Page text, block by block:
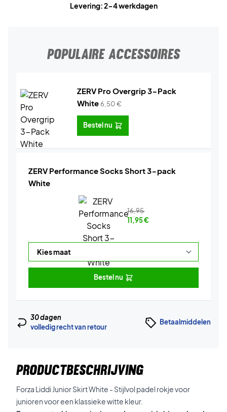
Levering: 2-4 werkdagen
POPULAIRE ACCESSOIRES
ZERV Pro Overgrip 3-Pack
White6,50€
Bestel nu
ZERV Performance Socks Short 3-pack
White
16,95
11,95€
Bestel nu
30 dagen
volledig recht van retour
Betaalmiddelen
PRODUCTBESCHRIJVING
Forza Liddi Junior Skirt White - Stijlvol padel rokje voor
junioren voor een klassieke witte kleur.